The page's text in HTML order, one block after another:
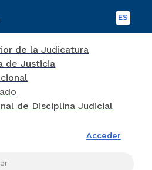
ES
Acceder